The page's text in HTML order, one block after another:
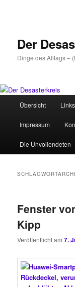
Der
Dinge des Alltags –
HauptmenüÜbersicht
Impressum
Die Unvollendeten
Fenster
Kipp
Veröffentlicht am7.